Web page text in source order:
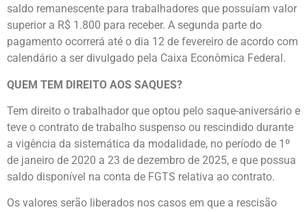
saldo remanescente para trabalhadores que possuíam valor
superior a R$ 1.800 para receber. A segunda parte do
pagamento ocorrerá até o dia 12 de fevereiro de acordo com
calendário a ser divulgado pela Caixa Econômica Federal.
QUEM TEM DIREITO AOS SAQUES?
Tem direito o trabalhador que optou pelo saque-aniversário e
teve o contrato de trabalho suspenso ou rescindido durante
a vigência da sistemática da modalidade, no período de 1º
de janeiro de 2020 a 23 de dezembro de 2025, e que possua
saldo disponível na conta de FGTS relativa ao contrato.
Os valores serão liberados nos casos em que a rescisão